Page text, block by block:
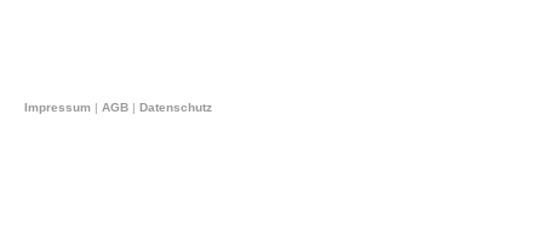
Impressum AGB Datenschutz